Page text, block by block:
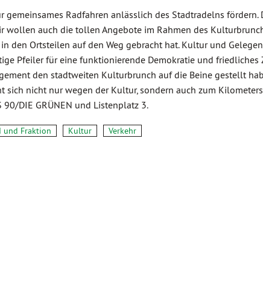
Radfahren anlässlich des Stadtradelns fördern.
wollen auch die tollen Angebote im Rahmen des
den Ortsteilen auf den Weg gebracht hat. Kultur und
Pfeiler für eine funktionierende Demokratie und friedliches
den stadtweiten Kulturbrunch auf die Beine gestellt
sich nicht nur wegen der Kultur, sondern auch zum
DIE GRÜNEN und Listenplatz 3.
und Fraktion Kultur Verkehr